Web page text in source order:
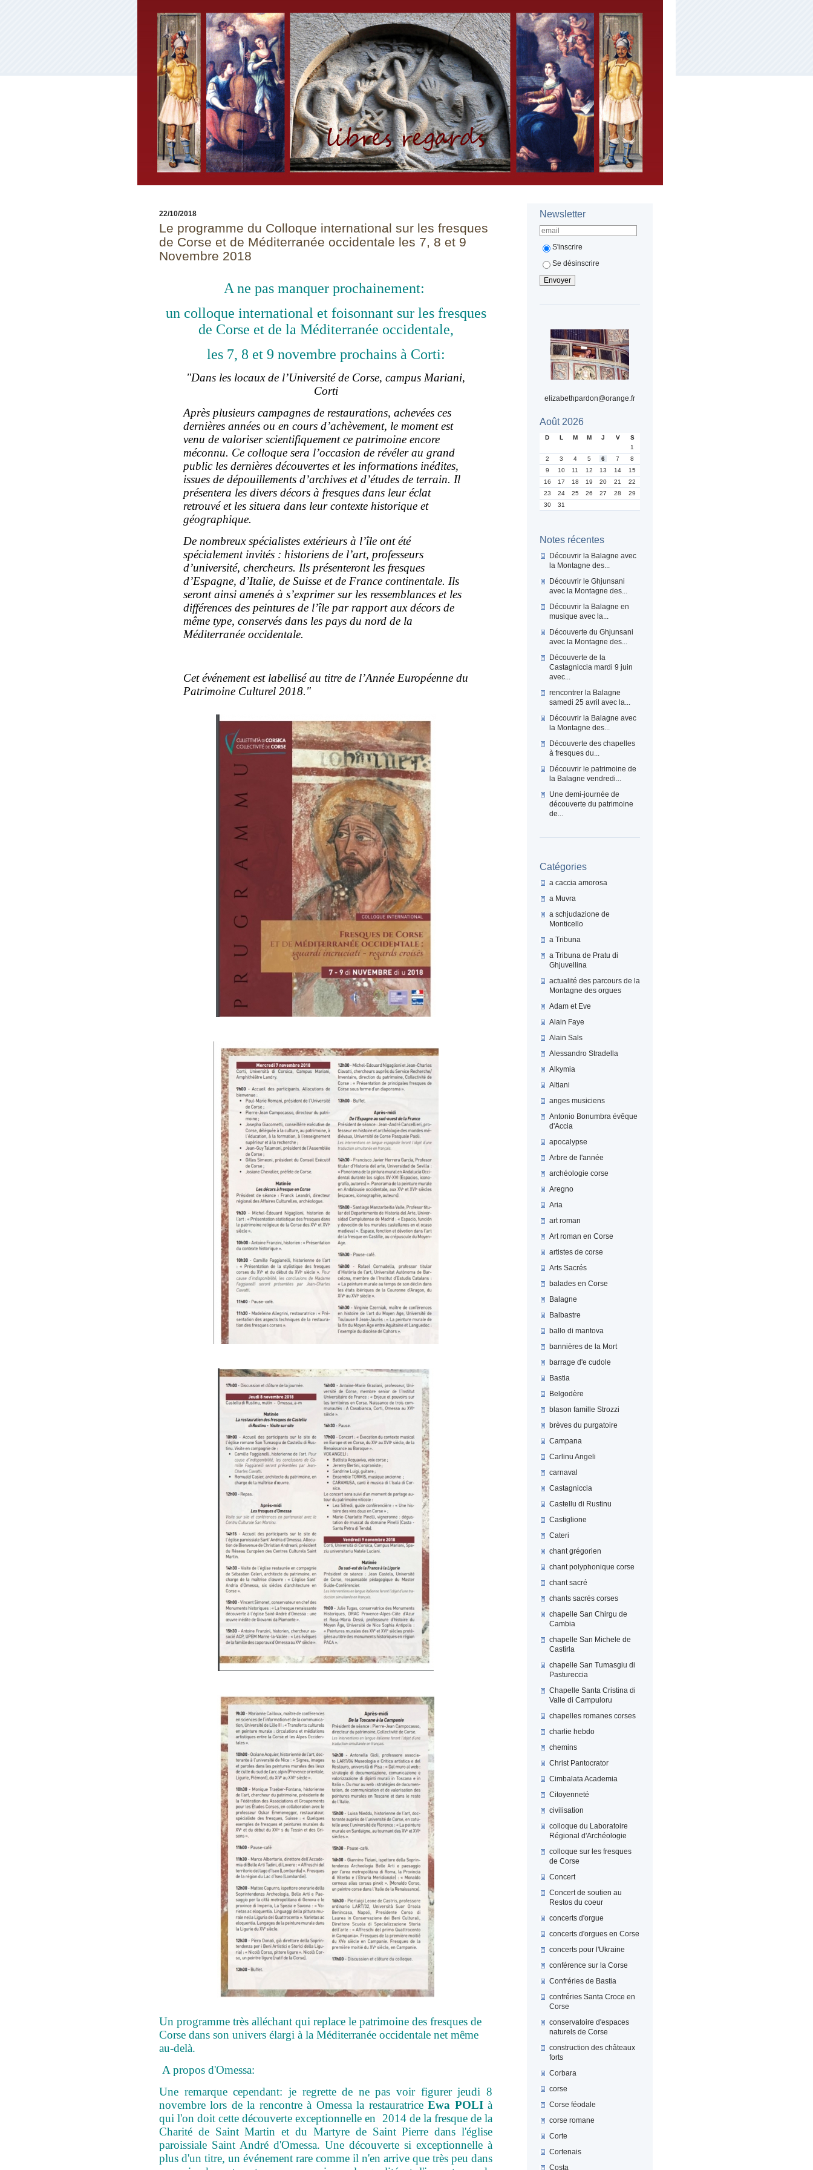
Newsletter
S'inscrire
Se désinscrire
elizabethpardon@orange.fr
Août 2026
D L M M J V
S
1
2
3 4 5 6 7
8
9
10 11 12 13 14
15
16
17 18 19 20 21
22
23
24 25 26 27 28
29
30
31
Notes récentes
Découvrir la Balagne avec
la Montagne des...
Découvrir le Ghjunsani
avec la Montagne des...
Découvrir la Balagne en
musique avec la...
Découverte du Ghjunsani
avec la Montagne des...
Découverte de la
Castagniccia mardi 9 juin
avec...
rencontrer la Balagne
samedi 25 avril avec la...
Découvrir la Balagne avec
la Montagne des...
Découverte des chapelles
à fresques du...
Découvrir le patrimoine de
la Balagne vendredi...
Une demi-journée de
découverte du patrimoine
de...
Catégories
a caccia amorosa
a Muvra
a schjudazione de
Monticello
a Tribuna
a Tribuna de Pratu di
Ghjuvellina
actualité des parcours de la
Montagne des orgues
Adam et Eve
Alain Faye
Alain Sals
Alessandro Stradella
Alkymia
Altiani
anges musiciens
Antonio Bonumbra évêque
d'Accia
apocalypse
Arbre de l'année
archéologie corse
Aregno
Aria
art roman
Art roman en Corse
artistes de corse
Arts Sacrés
balades en Corse
Balagne
Balbastre
ballo di mantova
bannières de la Mort
barrage d'e cudole
Bastia
Belgodère
blason famille Strozzi
brèves du purgatoire
Campana
Carlinu Angeli
carnaval
Castagniccia
Castellu di Rustinu
Castiglione
Cateri
chant grégorien
chant polyphonique corse
chant sacré
chants sacrés corses
chapelle San Chirgu de
Cambia
chapelle San Michele de
Castirla
chapelle San Tumasgiu di
Pastureccia
Chapelle Santa Cristina di
Valle di Campuloru
chapelles romanes corses
charlie hebdo
chemins
Christ Pantocrator
Cimbalata Academia
Citoyenneté
civilisation
colloque du Laboratoire
Régional d'Archéologie
colloque sur les fresques
de Corse
Concert
Concert de soutien au
Restos du coeur
concerts d'orgue
concerts d'orgues en Corse
concerts pour l'Ukraine
conférence sur la Corse
Confréries de Bastia
confréries Santa Croce en
Corse
conservatoire d'espaces
naturels de Corse
construction des châteaux
forts
Corbara
corse
Corse féodale
corse romane
Corte
Cortenais
Costa
22/10/2018
Le programme du Colloque international sur les fresques
de Corse et de Méditerranée occidentale les 7, 8 et 9
Novembre 2018
A ne pas manquer prochainement:
un colloque international et foisonnant sur les fresques
de Corse et de la Méditerranée occidentale,
les 7, 8 et 9 novembre prochains à Corti:
"Dans les locaux de l’Université de Corse, campus Mariani,
Corti
Après plusieurs campagnes de restaurations, achevées ces
dernières années ou en cours d’achèvement, le moment est
venu de valoriser scientifiquement ce patrimoine encore
méconnu. Ce colloque sera l’occasion de révéler au grand
public les dernières découvertes et les informations inédites,
issues de dépouillements d’archives et d’études de terrain. Il
présentera les divers décors à fresques dans leur éclat
retrouvé et les situera dans leur contexte historique et
géographique.
De nombreux spécialistes extérieurs à l’île ont été
spécialement invités : historiens de l’art, professeurs
d’université, chercheurs. Ils présenteront les fresques
d’Espagne, d’Italie, de Suisse et de France continentale. Ils
seront ainsi amenés à s’exprimer sur les ressemblances et les
différences des peintures de l’île par rapport aux décors de
même type, conservés dans les pays du nord de la
Méditerranée occidentale.
Cet événement est labellisé au titre de l’Année Européenne du
Patrimoine Culturel 2018."
Un programme très alléchant qui replace le patrimoine des fresques de
Corse dans son univers élargi à la Méditerranée occidentale net même
au-delà.
A propos d'Omessa:
Une remarque cependant: je regrette de ne pas voir figurer jeudi 8
novembre lors de la rencontre à Omessa la restauratriceEwa POLIà
qui l'on doit cette découverte exceptionnelle en 2014 de la fresque de la
Charité de Saint Martin et du Martyre de Saint Pierre dans l'église
paroissiale Saint André d'Omessa. Une découverte si exceptionnelle à
plus d'un titre, un événement rare comme il n'en arrive que très peu dans